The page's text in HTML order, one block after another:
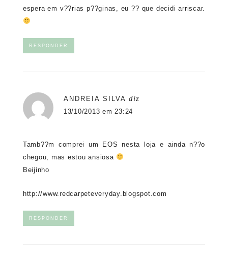
espera em v??rias p??ginas, eu ?? que decidi arriscar.
RESPONDER
ANDREIA SILVA diz
13/10/2013 em 23:24
Tamb??m comprei um EOS nesta loja e ainda n??o
chegou, mas estou ansiosa
Beijinho
http://www.redcarpeteveryday.blogspot.com
RESPONDER